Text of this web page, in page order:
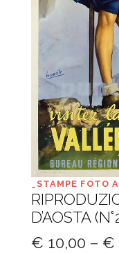
_STAMPE FOTO
D’AOSTA
€ 10,00 – €